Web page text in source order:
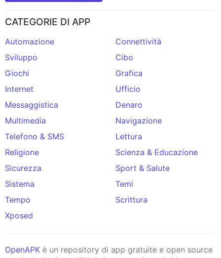
CATEGORIE DI APP
Automazione
Connettività
Sviluppo
Cibo
Giochi
Grafica
Internet
Ufficio
Messaggistica
Denaro
Multimedia
Navigazione
Telefono & SMS
Lettura
Religione
Scienza & Educazione
Sicurezza
Sport & Salute
Sistema
Temi
Tempo
Scrittura
Xposed
OpenAPK è un repository di app gratuite e open source